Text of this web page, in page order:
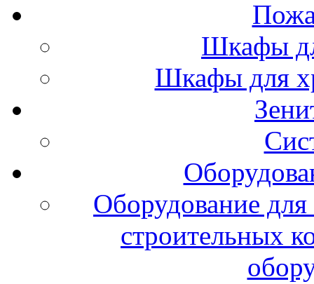
Шкафы
Шкафы для
Оборудование
строительных